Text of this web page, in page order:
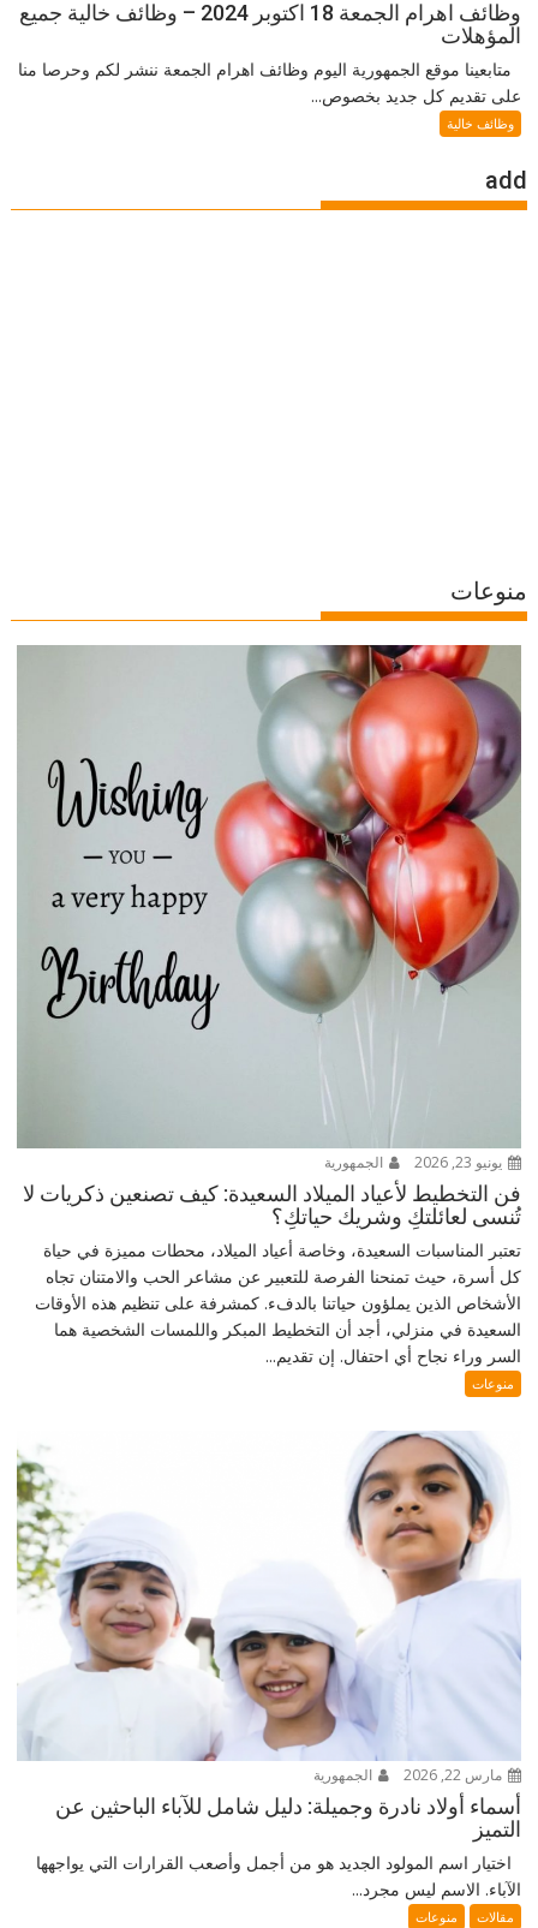
وظائف اهرام الجمعة 18 اكتوبر 2024 – وظائف خالية جميع
المؤهلات
متابعينا موقع الجمهورية اليوم وظائف اهرام الجمعة ننشر لكم وحرصا منا
على تقديم كل جديد بخصوص...
وظائف خالية
add
منوعات
يونيو 23, 2026 الجمهورية
فن التخطيط لأعياد الميلاد السعيدة: كيف تصنعين ذكريات لا
تُنسى لعائلتكِ وشريك حياتكِ؟
تعتبر المناسبات السعيدة، وخاصة أعياد الميلاد، محطات مميزة في حياة
كل أسرة، حيث تمنحنا الفرصة للتعبير عن مشاعر الحب والامتنان تجاه
الأشخاص الذين يملؤون حياتنا بالدفء. كمشرفة على تنظيم هذه الأوقات
السعيدة في منزلي، أجد أن التخطيط المبكر واللمسات الشخصية هما
السر وراء نجاح أي احتفال. إن تقديم...
منوعات
مارس 22, 2026 الجمهورية
أسماء أولاد نادرة وجميلة: دليل شامل للآباء الباحثين عن
التميز
اختيار اسم المولود الجديد هو من أجمل وأصعب القرارات التي يواجهها
الآباء. الاسم ليس مجرد...
مقالات منوعات